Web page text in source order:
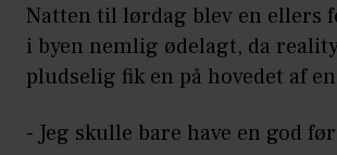
Natten til lørdag blev en ellers
i byen nemlig ødelagt, da
pludselig fik en på hovedet af
- Jeg skulle bare have en god